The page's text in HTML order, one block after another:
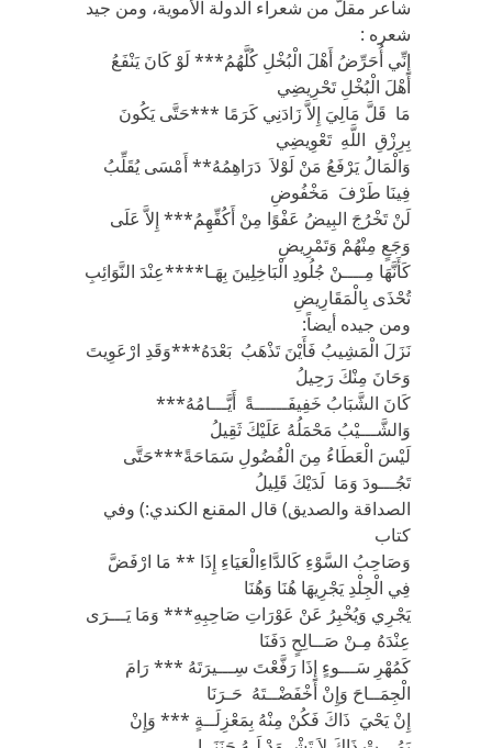
شاعر مقلّ من شعراء الدولة الأموية، ومن جيد
شعره :
إِنِّي أُحَرِّضُ أَهْلَ الْبُخْلِ كُلَّهُمُ*** لَوْ كَانَ يَنْفَعُ
أَهْلَ الْبُخْلِ تَحْرِيضِي
مَا قَلَّ مَالِيَ إِلاَّ زَادَنِي كَرَمًا ***حَتَّى يَكُونَ
بِرِزْقِ اللَّهِ تَعْوِيضِي
وَالْمَالُ يَرْفَعُ مَنْ لَوْلاَ دَرَاهِمُهُ** أَمْسَى يُقَلِّبُ
فِينَا طَرْفَ مَخْفُوضِ
لَنْ تَخْرُجَ البِيضُ عَفْوًا مِنْ أَكُفِّهِمُ*** إِلاَّ عَلَى
وَجَعٍ مِنْهُمْ وَتَمْرِيضِ
كَأَنَّهَا مِــــنْ جُلُودِ الْبَاخِلِينَ بِهَـا****عِنْدَ النَّوَائِبِ
تُحْذَى بِالْمَقَارِيضِ
ومن جيده أيضاً:
نَزَلَ الْمَشِيبُ فَأَيْنَ تَذْهَبُ بَعْدَهُ***وَقَدِ ارْعَوِيتَ
وَحَانَ مِنْكَ رَحِيلُ
كَانَ الشَّبَابُ خَفِيفَــــــةً أَيَّـــامُهُ***
وَالشَّـــيْبُ مَحْمَلُهُ عَلَيْكَ ثَقِيلُ
لَيْسَ الْعَطَاءُ مِنَ الْفُضُولِ سَمَاحَةً***حَتَّى
تَجُـــودَ وَمَا لَدَيْكَ قَلِيلُ
الصداقة والصديق) قال المقنع الكندي:) وفي
كتاب
وَصَاحِبُ السَّوْءِ كَالدَّاءِالْعَيَاءِ إِذَا ** مَا ارْفَضَّ
فِي الْجِلْدِ يَجْرِيهَا هُنَا وَهُنَا
يَجْرِي وَيُخْبِرُ عَنْ عَوْرَاتِ صَاحِبِهِ*** وَمَا يَـــرَى
عِنْدَهُ مِـنْ صَــالِحٍ دَفَنَا
كَمُهْرِ سَـــوءٍ إِذَا رَفَّعْتَ سِـــيرَتَهُ *** رَامَ
الْجِمَــاحَ وَإِنْ أَخْفَضْــتَهُ حَـرَنَا
إِنْ يَحْيَ ذَاكَ فَكُنْ مِنْهُ بِمَعْزِلَــةٍ *** وَإِنْ